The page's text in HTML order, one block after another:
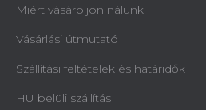
Miért vásároljon nálunk
Vásárlási útmutató
Szállítási feltételek és határidők
HU belüli szállítás